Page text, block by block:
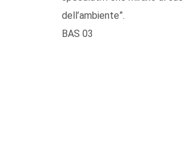
dell’ambiente”.
BAS 03